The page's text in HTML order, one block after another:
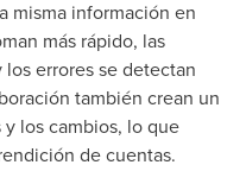
misma información en
más rápido, las
errores se detectan
también crean un
los cambios, lo que
de cuentas.